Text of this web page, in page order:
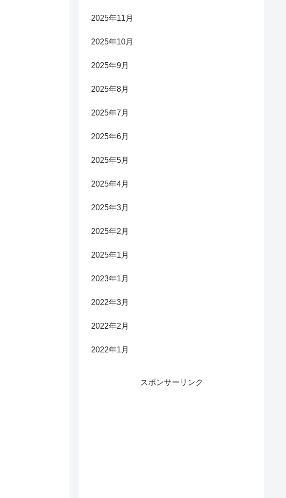
2025年11月
2025年10月
2025年9月
2025年8月
2025年7月
2025年6月
2025年5月
2025年4月
2025年3月
2025年2月
2025年1月
2023年1月
2022年3月
2022年2月
2022年1月
スポンサーリンク